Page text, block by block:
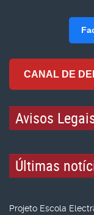
CANAL DE
Avisos
Últimas
Projeto Escola